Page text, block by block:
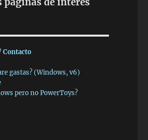
Contacto
gastas? (Windows, v6)
pero no PowerToys?